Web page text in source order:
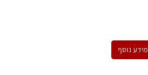
מידע נוסף